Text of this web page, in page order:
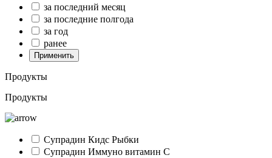
за последний месяц
за последние полгода
за год
ранее
Применить
Продукты
Продукты
Супрадин Кидс Рыбки
Супрадин Иммуно витамин С